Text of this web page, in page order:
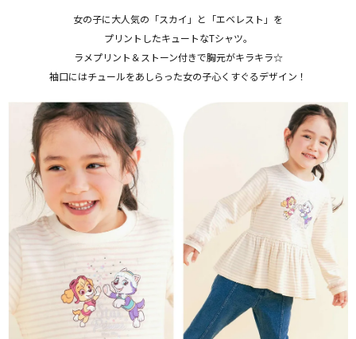
女の子に大人気の「スカイ」と「エベレスト」を
プリントしたキュートなTシャツ。
ラメプリント＆ストーン付きで胸元がキラキラ☆
袖口にはチュールをあしらった女の子心くすぐるデザイン！